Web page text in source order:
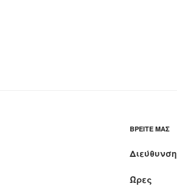
ΒΡΕΊΤΕ ΜΑΣ
Διεύθυνση
Ώρες